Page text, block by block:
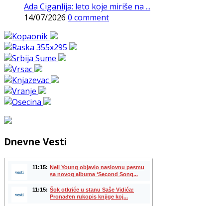
Ada Ciganlija: leto koje miriše na ...
14/07/2026 0 comment
Dnevne Vesti